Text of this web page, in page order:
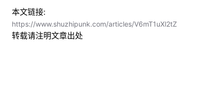
本文链接:
https://www.shuzhipunk.com/articles/V6mT1uXl2tZ
转载请注明文章出处